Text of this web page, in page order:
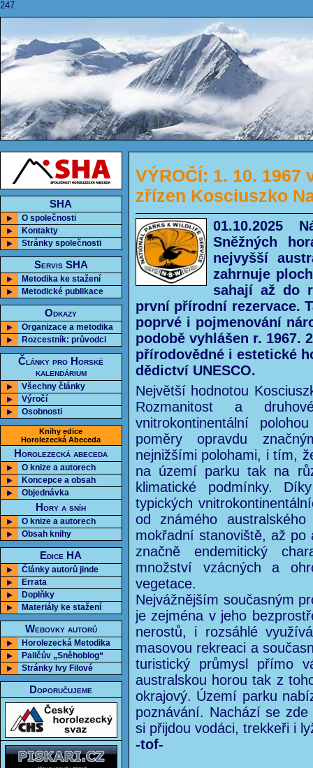
247
SHA
O společnosti
Kontakty
Stránky společnosti
Servis SHA
Metodika ke stažení
Metodické publikace
Odkazy
Organizace a metodika
Rozcestník: průvodci
Články pro Horské
kalendárium
Všechny články
Výročí
Osobnosti
Knihy edice
Horolezecká Abeceda
Horolezecká abeceda
O knize a autorech
Koncepce a obsah
Objednávka
Hory a sníh
O knize a autorech
Obsah knihy
Edice HA
Články autorů jinde
Errata
Doplňky
Materiály ke stažení
Webovky autorů
Horolezecká Metodika
Paličův „Sněhoblog“
Stránky Ivy Filové
Doporučujeme
VÝROČÍ: 1. 10.
zřízen Kosciuszko
01.10.2025
Sněžných
nejvyšší
zahrnuje
sahají až do
první přírodní rezervace.
poprvé i pojmenování
podobě vyhlášen r. 1967.
přírodovědné i estetické
dědictví UNESCO.
Největší hodnotou
Rozmanitost a
vnitrokontinentální
poměry opravdu
nejnižšími polohami, i tím,
na území parku tak na
klimatické podmínky.
typických
od známého
mokřadní stanoviště, až
značně endemitický
množství vzácných a
vegetace.
Nejvážnějším současným
je zejména v jeho
nerostů, i rozsáhlé
masovou rekreaci a
turistický průmysl přímo
australskou horou tak z
okrajový. Území parku
poznávání. Nachází se
si přijdou vodáci, trekkeři i
-tof-